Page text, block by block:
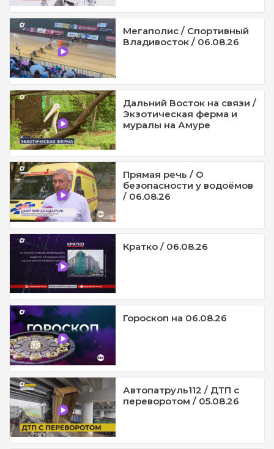
Мегаполис / Спортивный
Владивосток / 06.08.26
Дальний Восток на связи /
Экзотическая ферма и
муралы на Амуре
Прямая речь / О
безопасности у водоёмов
/ 06.08.26
Кратко / 06.08.26
Гороскоп на 06.08.26
Автопатруль112 / ДТП с
переворотом / 05.08.26